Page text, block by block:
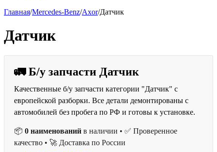
Главная/Mercedes-Benz/Axor/Датчик
Датчик
🚛 Б/у запчасти Датчик
Качественные б/у запчасти категории "Датчик" с
европейской разборки. Все детали демонтированы с
автомобилей без пробега по РФ и готовы к установке.
📦 0 наименований в наличии • ✅ Проверенное
качество • 🚀 Доставка по России